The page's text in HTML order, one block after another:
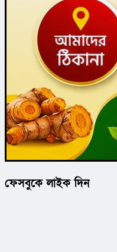
ফেসবুকে লাইক দিন